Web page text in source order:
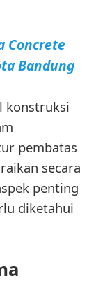
Concrete
Bandung
konstruksi
pembatas
secara
penting
diketahui